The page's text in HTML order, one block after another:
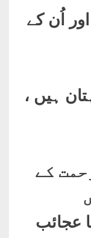
اُن کے
ہیں ،
کے
عجائب